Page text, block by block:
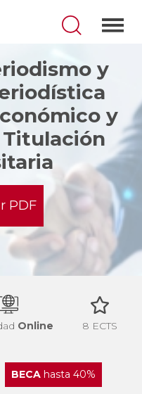
y
y
PDF
Online 8 ECTS
BECAhasta 40%